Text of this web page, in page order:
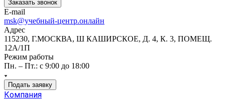
Заказать звонок
E-mail
msk@учебный-центр.онлайн
Адрес
115230, Г.МОСКВА, Ш КАШИРСКОЕ, Д. 4, К. 3, ПОМЕЩ.
12А/1П
Режим работы
Пн. – Пт.: с 9:00 до 18:00
Подать заявку
Компания